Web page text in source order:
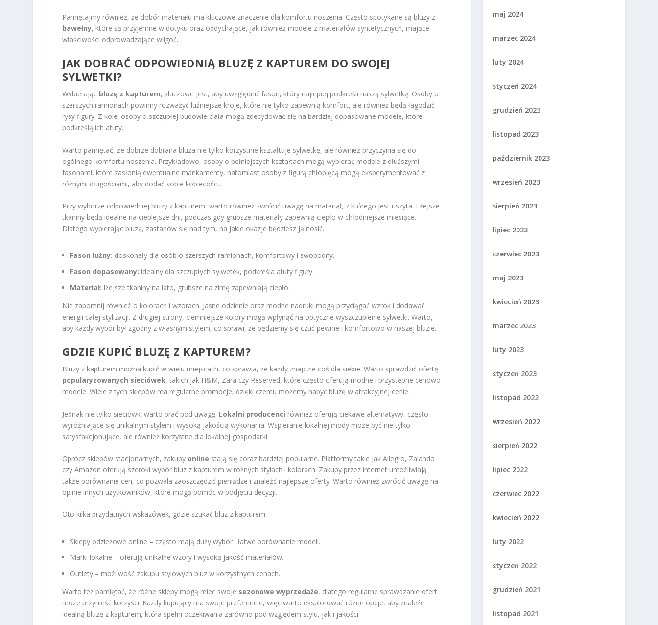
Pamiętajmy również, że dobór materiału ma kluczowe znaczenie dla komfortu noszenia. Często spotykane są bluzy z
bawełny, które są przyjemne w dotyku oraz oddychające, jak również modele z materiałów syntetycznych, mające
właściwości odprowadzające wilgoć.
JAK DOBRAĆ ODPOWIEDNIĄ BLUZĘ Z KAPTUREM DO SWOJEJ
SYLWETKI?
Wybierając bluzę z kapturem, kluczowe jest, aby uwzględnić fason, który najlepiej podkreśli naszą sylwetkę. Osoby o
szerszych ramionach powinny rozważyć luźniejsze kroje, które nie tylko zapewnią komfort, ale również będą łagodzić
rysy figury. Z kolei osoby o szczupłej budowie ciała mogą zdecydować się na bardziej dopasowane modele, które
podkreślą ich atuty.
Warto pamiętać, że dobrze dobrana bluza nie tylko korzystnie kształtuje sylwetkę, ale również przyczynia się do
ogólnego komfortu noszenia. Przykładowo, osoby o pełniejszych kształtach mogą wybierać modele z dłuższymi
fasonami, które zasłonią ewentualne mankamenty, natomiast osoby z figurą chłopięcą mogą eksperymentować z
różnymi długościami, aby dodać sobie kobiecości.
Przy wyborze odpowiedniej bluzy z kapturem, warto również zwrócić uwagę na materiał, z którego jest uszyta. Lżejsze
tkaniny będą idealne na cieplejsze dni, podczas gdy grubsze materiały zapewnią ciepło w chłodniejsze miesiące.
Dlatego wybierając bluzę, zastanów się nad tym, na jakie okazje będziesz ją nosić.
Fason luźny: doskonały dla osób o szerszych ramionach, komfortowy i swobodny.
Fason dopasowany: idealny dla szczupłych sylwetek, podkreśla atuty figury.
Materiał: lżejsze tkaniny na lato, grubsze na zimę zapewniają ciepło.
Nie zapomnij również o kolorach i wzorach. Jasne odcienie oraz modne nadruki mogą przyciągać wzrok i dodawać
energii całej stylizacji. Z drugiej strony, ciemniejsze kolory mogą wpłynąć na optyczne wyszczuplenie sylwetki. Warto,
aby każdy wybór był zgodny z własnym stylem, co sprawi, że będziemy się czuć pewnie i komfortowo w naszej bluzie.
GDZIE KUPIĆ BLUZĘ Z KAPTUREM?
Bluzy z kapturem można kupić w wielu miejscach, co sprawia, że każdy znajdzie coś dla siebie. Warto sprawdzić ofertę
popularyzowanych sieciówek, takich jak H&M, Zara czy Reserved, które często oferują modne i przystępne cenowo
modele. Wiele z tych sklepów ma regularne promocje, dzięki czemu możemy nabyć bluzę w atrakcyjnej cenie.
Jednak nie tylko sieciówki warto brać pod uwagę. Lokalni producenci również oferują ciekawe alternatywy, często
wyróżniające się unikalnym stylem i wysoką jakością wykonania. Wspieranie lokalnej mody może być nie tylko
satysfakcjonujące, ale również korzystne dla lokalnej gospodarki.
Oprócz sklepów stacjonarnych, zakupy online stają się coraz bardziej popularne. Platformy takie jak Allegro, Zalando
czy Amazon oferują szeroki wybór bluz z kapturem w różnych stylach i kolorach. Zakupy przez internet umożliwiają
także porównanie cen, co pozwala zaoszczędzić pieniądze i znaleźć najlepsze oferty. Warto również zwrócić uwagę na
opinie innych użytkowników, które mogą pomóc w podjęciu decyzji.
Oto kilka przydatnych wskazówek, gdzie szukać bluz z kapturem:
Sklepy odzieżowe online – często mają duży wybór i łatwe porównanie modeli.
Marki lokalne – oferują unikalne wzory i wysoką jakość materiałów.
Outlety – możliwość zakupu stylowych bluz w korzystnych cenach.
Warto też pamiętać, że różne sklepy mogą mieć swoje sezonowe wyprzedaże, dlatego regularne sprawdzanie ofert
może przynieść korzyści. Każdy kupujący ma swoje preferencje, więc warto eksplorować różne opcje, aby znaleźć
idealną bluzę z kapturem, która spełni oczekiwania zarówno pod względem stylu, jak i jakości.
maj 2024
marzec 2024
luty 2024
styczeń 2024
grudzień 2023
listopad 2023
październik 2023
wrzesień 2023
sierpień 2023
lipiec 2023
czerwiec 2023
maj 2023
kwiecień 2023
marzec 2023
luty 2023
styczeń 2023
listopad 2022
wrzesień 2022
sierpień 2022
lipiec 2022
czerwiec 2022
kwiecień 2022
luty 2022
styczeń 2022
grudzień 2021
listopad 2021